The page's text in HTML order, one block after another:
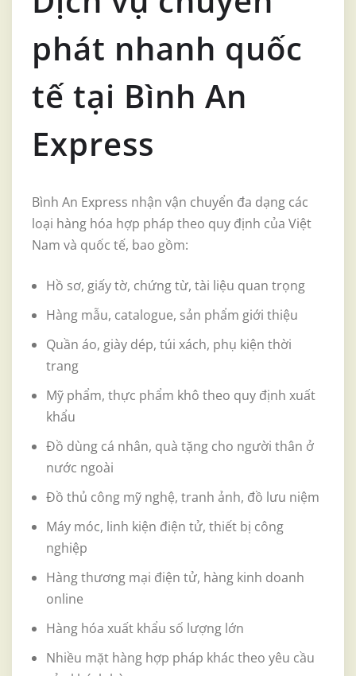
phát nhanh quốc
tế tại Bình An
Express
Bình An Express nhận vận chuyển đa dạng các
loại hàng hóa hợp pháp theo quy định của Việt
Nam và quốc tế, bao gồm:
Hồ sơ, giấy tờ, chứng từ, tài liệu quan trọng
Hàng mẫu, catalogue, sản phẩm giới thiệu
Quần áo, giày dép, túi xách, phụ kiện thời
trang
Mỹ phẩm, thực phẩm khô theo quy định xuất
khẩu
Đồ dùng cá nhân, quà tặng cho người thân ở
nước ngoài
Đồ thủ công mỹ nghệ, tranh ảnh, đồ lưu niệm
Máy móc, linh kiện điện tử, thiết bị công
nghiệp
Hàng thương mại điện tử, hàng kinh doanh
online
Hàng hóa xuất khẩu số lượng lớn
Nhiều mặt hàng hợp pháp khác theo yêu cầu